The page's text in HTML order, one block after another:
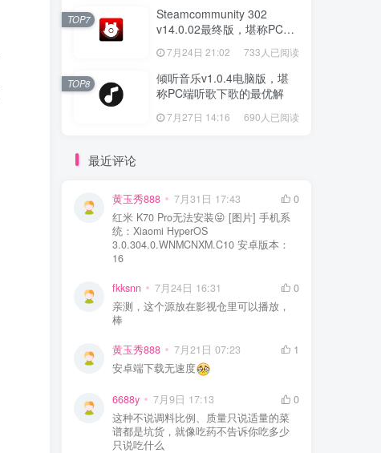
Steamcommunity 302
v14.0.02最终版，堪称PC玩
家必备的网络工具箱
7月24日 21:02 733人已阅读
TOP7
倾听音乐v1.0.4电脑版，堪
称PC端听歌下歌的最优解
7月27日 14:16 690人已阅读
TOP8
最近评论
黄玉秀888 7月31日 17:43
0
红米 K70 Pro无法安装😝 [图片] 手机系
统：Xiaomi HyperOS
3.0.304.0.WNMCNXM.C10 安卓版本：
16
fkksnn 7月24日 16:31
0
亲测，这个源放在影视仓里可以播放，
棒
黄玉秀888 7月21日 07:23
1
安卓端下载无速度
6688y 7月9日 17:13
0
这种不说调料比例、质量只说适量的菜
谱都是坑货，就像吃药不告诉你吃多少
只说吃什么